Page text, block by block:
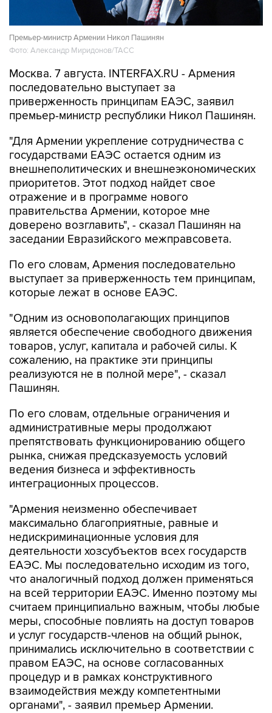
Премьер-министр Армении Никол Пашинян
Фото: Александр Миридонов/ТАСС
Москва. 7 августа. INTERFAX.RU - Армения
последовательно выступает за
приверженность принципам ЕАЭС, заявил
премьер-министр республики Никол Пашинян.
"Для Армении укрепление сотрудничества с
государствами ЕАЭС остается одним из
внешнеполитических и внешнеэкономических
приоритетов. Этот подход найдет свое
отражение и в программе нового
правительства Армении, которое мне
доверено возглавить", - сказал Пашинян на
заседании Евразийского межправсовета.
По его словам, Армения последовательно
выступает за приверженность тем принципам,
которые лежат в основе ЕАЭС.
"Одним из основополагающих принципов
является обеспечение свободного движения
товаров, услуг, капитала и рабочей силы. К
сожалению, на практике эти принципы
реализуются не в полной мере", - сказал
Пашинян.
По его словам, отдельные ограничения и
административные меры продолжают
препятствовать функционированию общего
рынка, снижая предсказуемость условий
ведения бизнеса и эффективность
интеграционных процессов.
"Армения неизменно обеспечивает
максимально благоприятные, равные и
недискриминационные условия для
деятельности хозсубъектов всех государств
ЕАЭС. Мы последовательно исходим из того,
что аналогичный подход должен применяться
на всей территории ЕАЭС. Именно поэтому мы
считаем принципиально важным, чтобы любые
меры, способные повлиять на доступ товаров
и услуг государств-членов на общий рынок,
принимались исключительно в соответствии с
правом ЕАЭС, на основе согласованных
процедур и в рамках конструктивного
взаимодействия между компетентными
органами", - заявил премьер Армении.